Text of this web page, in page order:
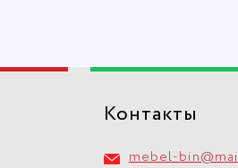
Контакты
mebel-